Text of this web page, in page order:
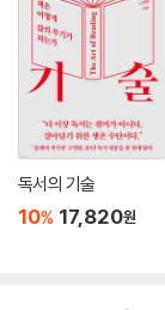
독서의 기술
10% 17,820원